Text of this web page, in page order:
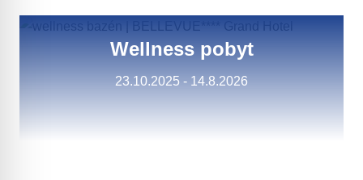
Wellness pobyt
23.10.2025 - 14.8.2026